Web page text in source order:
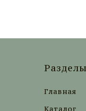
Главная
Каталог